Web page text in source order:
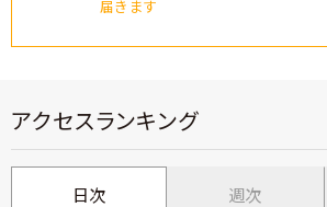
届きます
アクセスランキング
日次 週次